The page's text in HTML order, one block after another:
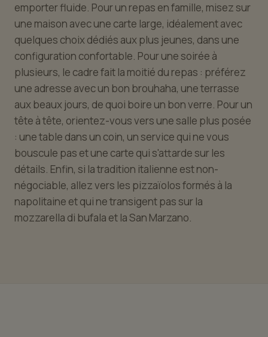
emporter fluide. Pour un repas en famille, misez sur
une maison avec une carte large, idéalement avec
quelques choix dédiés aux plus jeunes, dans une
configuration confortable. Pour une soirée à
plusieurs, le cadre fait la moitié du repas : préférez
une adresse avec un bon brouhaha, une terrasse
aux beaux jours, de quoi boire un bon verre. Pour un
tête à tête, orientez-vous vers une salle plus posée
: une table dans un coin, un service qui ne vous
bouscule pas et une carte qui s'attarde sur les
détails. Enfin, si la tradition italienne est non-
négociable, allez vers les pizzaïolos formés à la
napolitaine et qui ne transigent pas sur la
mozzarella di bufala et la San Marzano.